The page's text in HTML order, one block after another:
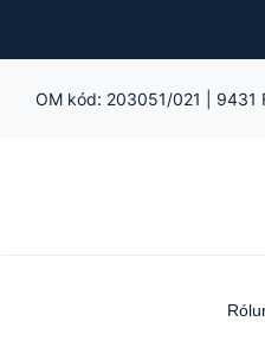
OM kód: 203051/021 9431